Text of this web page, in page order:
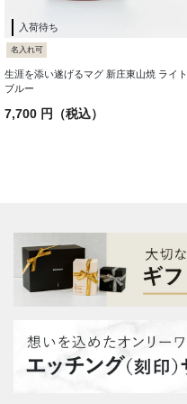
入荷待ち
名入れ可
生涯を添い遂げるマグ 新庄東山焼 ライト
ブルー
7,700 円（税込）